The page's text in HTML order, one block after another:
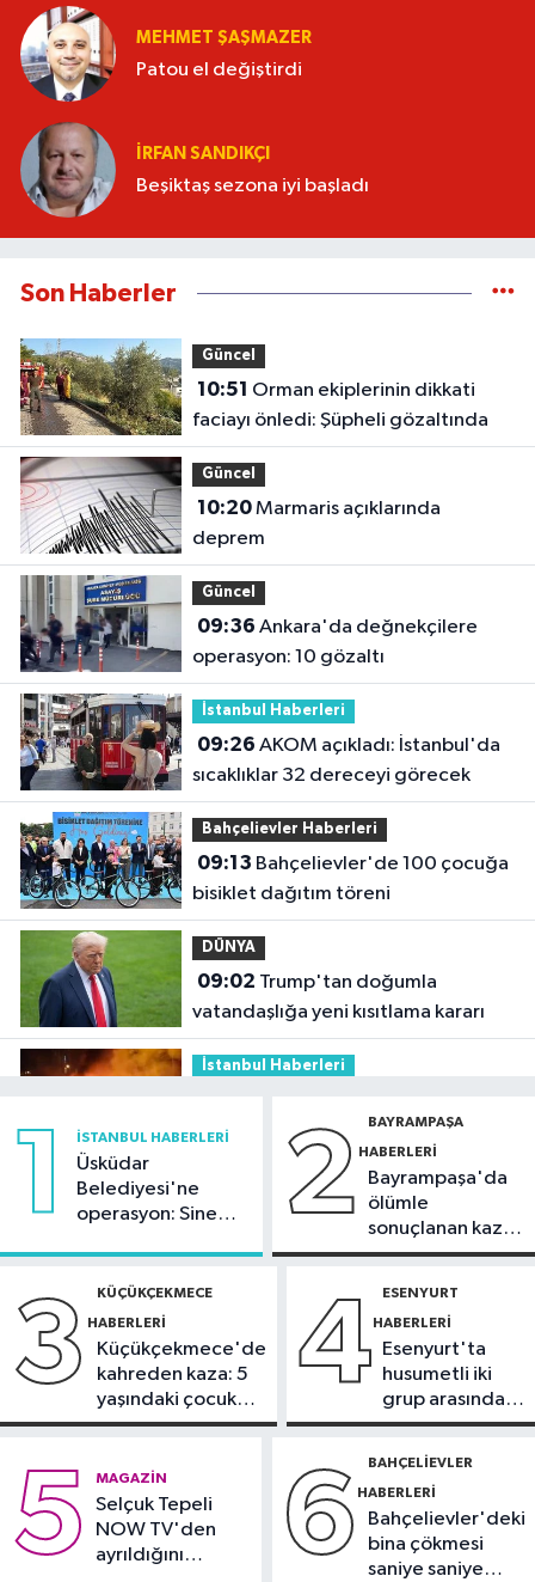
MEHMET ŞAŞMAZER
Patou el değiştirdi
İRFAN SANDIKÇI
Beşiktaş sezona iyi başladı
Son Haberler
Güncel
10:51
faciayı önledi: Şüpheli gözaltında
Güncel
10:20Marmaris açıklarında
deprem
Güncel
09:36
operasyon: 10 gözaltı
İstanbul Haberleri
09:26
sıcaklıklar 32 dereceyi görecek
Bahçelievler Haberleri
09:13
bisiklet dağıtım töreni
DÜNYA
09:02
vatandaşlığa yeni kısıtlama kararı
İstanbul Haberleri
Peş peşe patlamalar paniğe neden
21:48
Suudi Arabistan'ı ziyaret edecek
Spor
hazırlık maçında FOMGET'i 3-1
mağlup etti
ve oğlunun heykeli bulundu
1 İSTANBUL HABERLERI
Üsküdar
Belediyesi'ne
operasyon: Sinem
2 BAYRAMPAŞA
HABERLERI
Bayrampaşa'da
ölümle
sonuçlanan kaza:
Sürücü
3 KÜÇÜKÇEKMECE
HABERLERI
Küçükçekmece'de
kahreden kaza: 5
yaşındaki çocuk
yoğun bakımda
4 ESENYURT
HABERLERI
Esenyurt'ta
husumetli iki
grup arasında
silahlı kavga
5 MAGAZIN
Selçuk Tepeli
NOW TV'den
ayrıldığını
6 BAHÇELIEVLER
HABERLERI
Bahçelievler'deki
bina çökmesi
saniye saniye